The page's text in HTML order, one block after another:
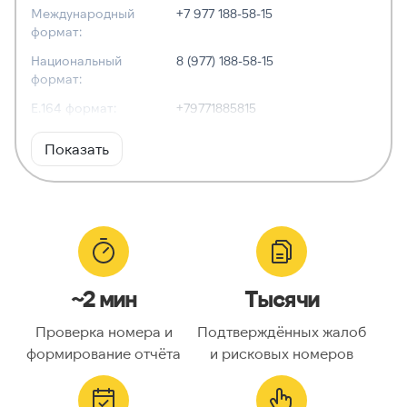
Международный
формат:
+7 977 188-58-15
Национальный
формат:
8 (977) 188-58-15
E.164 формат:
+79771885815
RFC3966
формат:
Тип номера:
Оператор связи:
Национальный
Код страны:
ГЕОЛОКАЦИЯ
Показать
~2 мин
Проверка номера и
формирование отчёта
Тысячи
Подтверждённых жалоб
и рисковых номеров